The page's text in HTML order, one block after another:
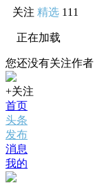
关注 精选 111
正在加载
您还没有关注作者
+关注
首页
头条
发布
消息
我的